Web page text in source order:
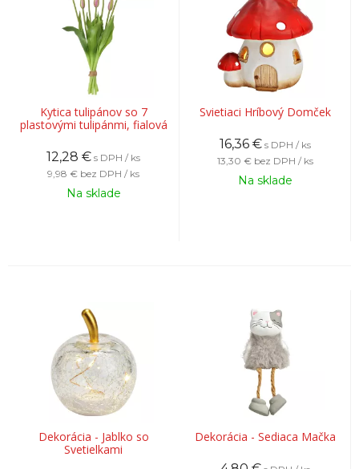
Kytica tulipánov so 7
plastovými tulipánmi, fialová
12,28 € s DPH / ks
9,98 € bez DPH / ks
Na sklade
Svietiaci Hríbový Domček
16,36 € s DPH / ks
13,30 € bez DPH / ks
Na sklade
Dekorácia - Jablko so
Svetielkami
Dekorácia - Sediaca Mačka